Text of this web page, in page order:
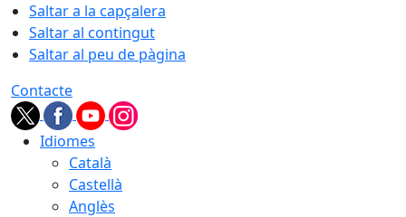
Saltar a la capçalera
Saltar al contingut
Saltar al peu de pàgina
Contacte
Idiomes
Català
Castellà
Anglès